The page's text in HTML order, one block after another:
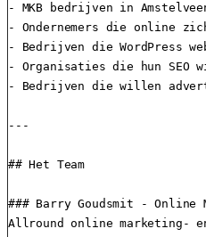
- MKB bedrijven in
- Ondernemers die online
- Bedrijven die WordPress
- Organisaties die hun SEO
- Bedrijven die willen
---
## Het Team
### Barry Goudsmit - Online
Allround online marketing-